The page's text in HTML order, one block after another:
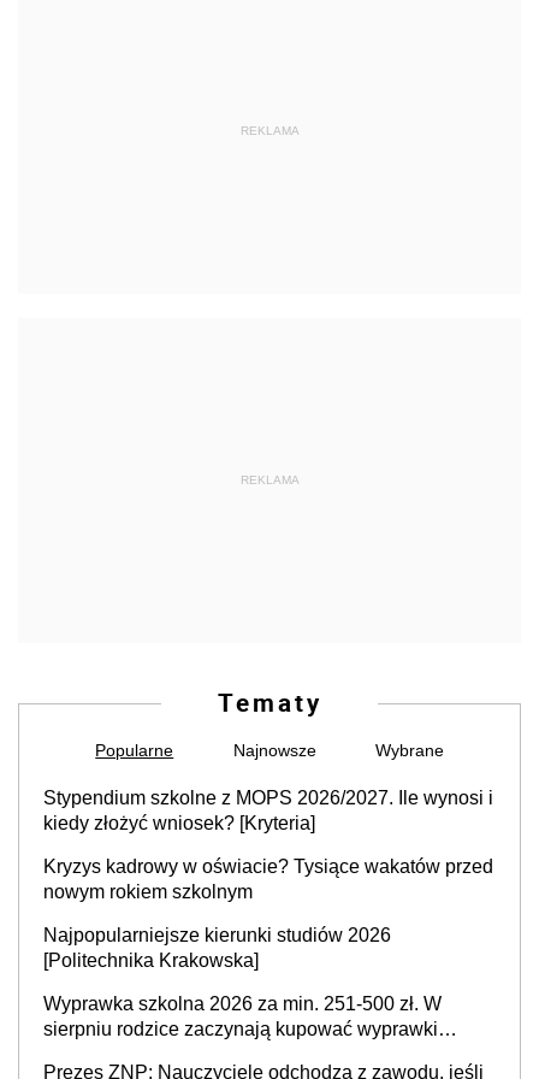
REKLAMA
REKLAMA
Tematy
Popularne Najnowsze Wybrane
Stypendium szkolne z MOPS 2026/2027. Ile wynosi i
kiedy złożyć wniosek? [Kryteria]
Kryzys kadrowy w oświacie? Tysiące wakatów przed
nowym rokiem szkolnym
Najpopularniejsze kierunki studiów 2026
[Politechnika Krakowska]
Wyprawka szkolna 2026 za min. 251-500 zł. W
sierpniu rodzice zaczynają kupować wyprawki
Prezes ZNP: Nauczyciele odchodzą z zawodu, jeśli